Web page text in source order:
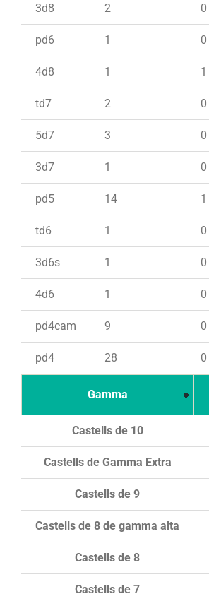
3d8 2 0
pd6 1 0
4d8 1 1
td7 2 0
5d7 3 0
3d7 1 0
pd5 14 1
td6 1 0
3d6s 1 0
4d6 1 0
pd4cam 9 0
pd4 28 0
Gamma
Castells de 10
Castells de Gamma Extra
Castells de 9
Castells de 8 de gamma alta
Castells de 8
Castells de 7